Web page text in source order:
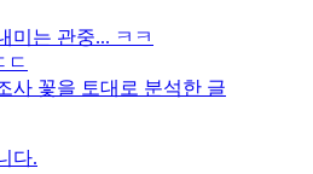
미는 관중... ㅋㅋ
ㄷ
사 꽃을 토대로 분석한 글
다.